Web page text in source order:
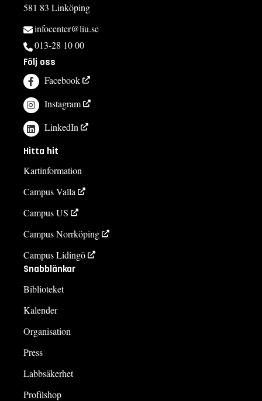
581 83 Linköping
infocenter@liu.se
013-28 10 00
Följ oss
Facebook
Instagram
LinkedIn
Hitta hit
Kartinformation
Campus Valla
Campus US
Campus Norrköping
Campus Lidingö
Snabblänkar
Biblioteket
Kalender
Organisation
Press
Labbsäkerhet
Profilshop